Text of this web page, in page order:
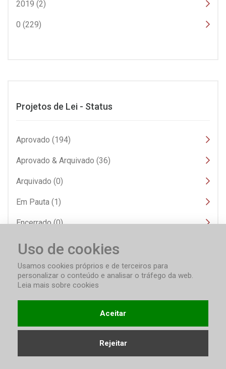
2019 (2)
0 (229)
Projetos de Lei - Status
Aprovado (194)
Aprovado & Arquivado (36)
Arquivado (0)
Em Pauta (1)
Encerrado (0)
Publicado (251)
Reprovado (1)
Reprovado & Arquivado (0)
Uso de cookies
Usamos cookies próprios e de terceiros para
personalizar o conteúdo e analisar o tráfego da web.
Leia mais sobre cookies
Aceitar
Rejeitar